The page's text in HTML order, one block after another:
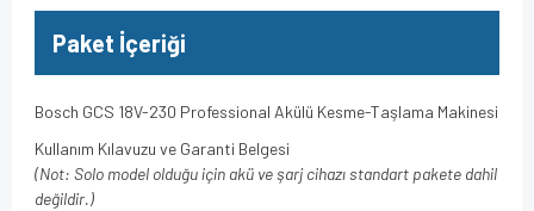
Paket İçeriği
Bosch GCS 18V-230 Professional Akülü Kesme-Taşlama Makinesi
Kullanım Kılavuzu ve Garanti Belgesi
(Not: Solo model olduğu için akü ve şarj cihazı standart pakete dahil
değildir.)